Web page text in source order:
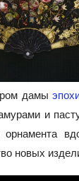
дамы
и
новых